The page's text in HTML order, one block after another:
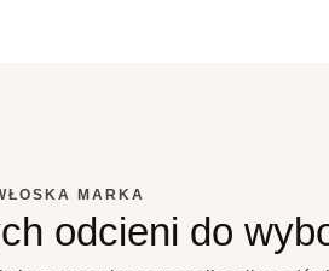
MARKA
odcieni do